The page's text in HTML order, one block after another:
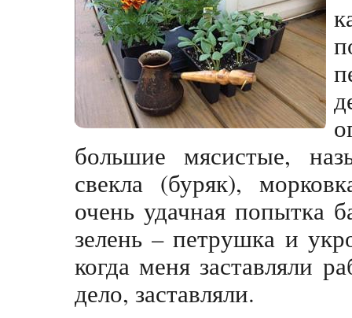
большие мясистые,
свекла (буряк),
очень удачная попытка
зелень – петрушка и
когда меня заставляли
дело, заставляли.